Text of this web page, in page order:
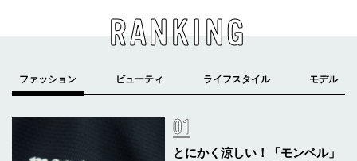
RANKING
とにかく涼しい！「モンベル」